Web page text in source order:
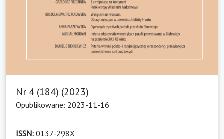
Nr 4 (184) (2023)
Opublikowane: 2023-11-16
ISSN: 0137-298X